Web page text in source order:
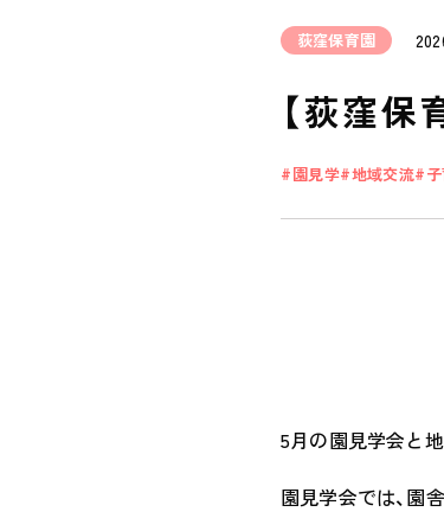
荻窪保育園
【荻窪
園見学 地域交流
5月の園見学会と
園見学会では、園